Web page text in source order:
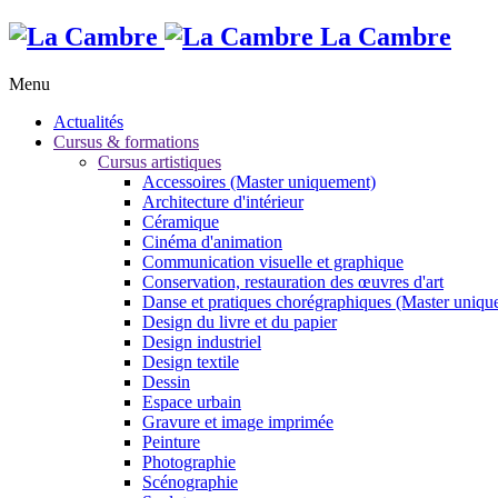
La Cambre
Menu
Actualités
Cursus & formations
Cursus artistiques
Accessoires (Master uniquement)
Architecture d'intérieur
Céramique
Cinéma d'animation
Communication visuelle et graphique
Conservation, restauration des œuvres d'art
Danse et pratiques chorégraphiques (Master
Design du livre et du papier
Design industriel
Design textile
Dessin
Espace urbain
Gravure et image imprimée
Peinture
Photographie
Scénographie